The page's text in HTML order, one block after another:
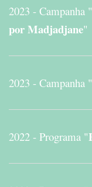
2023 - Campanha "
por Madjadjane"
2023 - Campanha "
2022 - Programa "